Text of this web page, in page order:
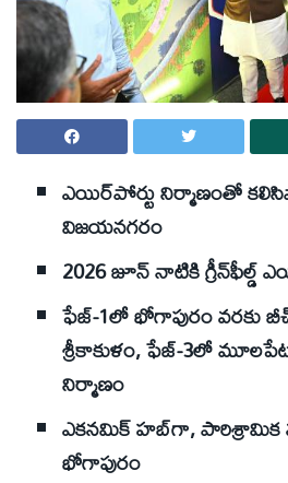
ఎయిర్‌పోర్టు నిర్మాణంతో
విజయనగరం
2026 జూన్‌ నాటికి గ్రీన్‌ఫీల్డ్‌
ఫేజ్‌-1లో భోగాపురం వరకు
శ్రీకాకుళం, ఫేజ్‌-3లో మూలపేట
నిర్మాణం
ఎకనమిక్‌ హబ్‌గా, పారిశ్రామిక
భోగాపురం